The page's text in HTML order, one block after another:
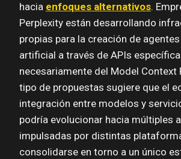
hacia enfoques alternativos.
Perplexity están desarrollando
propias para la creación de
artificial a través de APIs
necesariamente del Model Context
tipo de propuestas sugiere que el
integración entre modelos y
podría evolucionar hacia múltiples
impulsadas por distintas
consolidarse en torno a un único